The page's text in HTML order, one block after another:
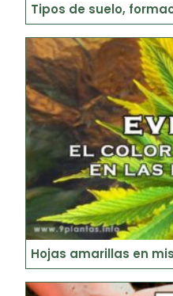
Tipos de suelo,
Hojas amarillas en